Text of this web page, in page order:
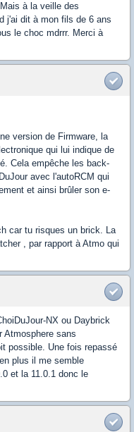
à la veille des
j'ai dit à mon fils de 6 ans
le choc mdrrr. Merci à
version de Firmware, la
qui lui indique de
Cela empêche les back-
avec l'autoRCM qui
et ainsi brûler son e-
car tu risques un brick. La
, par rapport à Atmo qui
NX ou Daybrick
Atmosphere sans
possible. Une fois repassé
plus il me semble
et la 11.0.1 donc le